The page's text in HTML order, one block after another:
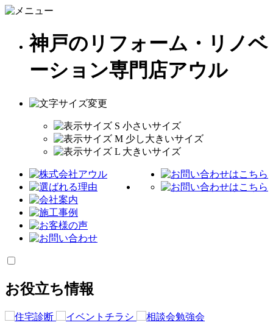
神戸のリフォーム・リノベ
ーション専門店アウル
お役立ち情報